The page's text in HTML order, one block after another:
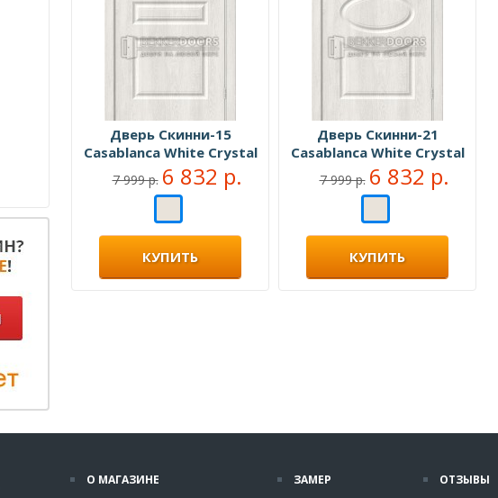
Дверь Скинни-15
Casablanca White Сrystal
7 999 р. 6 832 р.
КУПИТЬ
Дверь Скинни-21
Casablanca White Сrystal
7 999 р. 6 832 р.
КУПИТЬ
О МАГАЗИНЕ
ЗАМЕР
ОТЗЫВЫ